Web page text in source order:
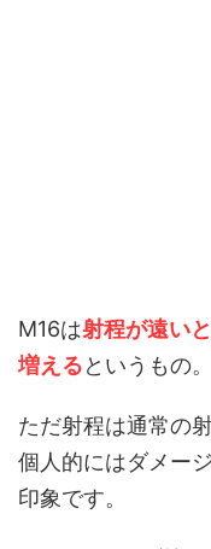
M16は射程が遠い
増えるというもの。
ただ射程は通常の
個人的にはダメー
印象です。